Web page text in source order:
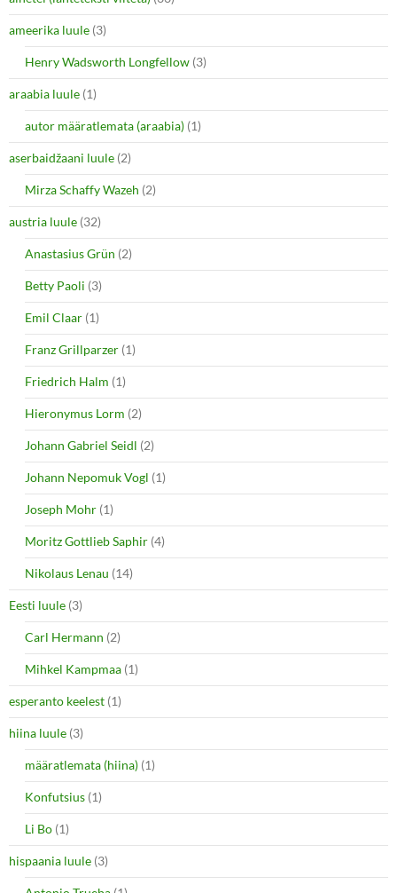
ameerika luule (3)
Henry Wadsworth Longfellow (3)
araabia luule (1)
autor määratlemata (araabia) (1)
aserbaidžaani luule (2)
Mirza Schaffy Wazeh (2)
austria luule (32)
Anastasius Grün (2)
Betty Paoli (3)
Emil Claar (1)
Franz Grillparzer (1)
Friedrich Halm (1)
Hieronymus Lorm (2)
Johann Gabriel Seidl (2)
Johann Nepomuk Vogl (1)
Joseph Mohr (1)
Moritz Gottlieb Saphir (4)
Nikolaus Lenau (14)
Eesti luule (3)
Carl Hermann (2)
Mihkel Kampmaa (1)
esperanto keelest (1)
hiina luule (3)
määratlemata (hiina) (1)
Konfutsius (1)
Li Bo (1)
hispaania luule (3)